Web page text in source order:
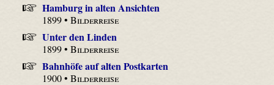
Hamburg in alten Ansichten
1899 •Bilderreise
Unter den Linden
1899 •Bilderreise
Bahnhöfe auf alten Postkarten
1900 •Bilderreise